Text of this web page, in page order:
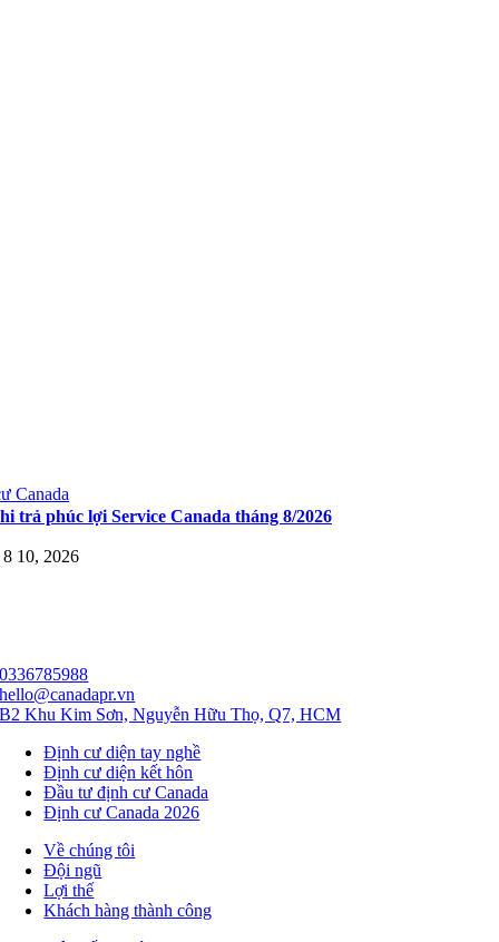
Canada
trả phúc lợi Service Canada tháng 8/2026
10, 2026
0336785988
hello@canadapr.vn
B2 Khu Kim Sơn, Nguyễn Hữu Thọ, Q7, HCM
Định cư diện tay nghề
Định cư diện kết hôn
Đầu tư định cư Canada
Định cư Canada 2026
Về chúng tôi
Đội ngũ
Lợi thế
Khách hàng thành công